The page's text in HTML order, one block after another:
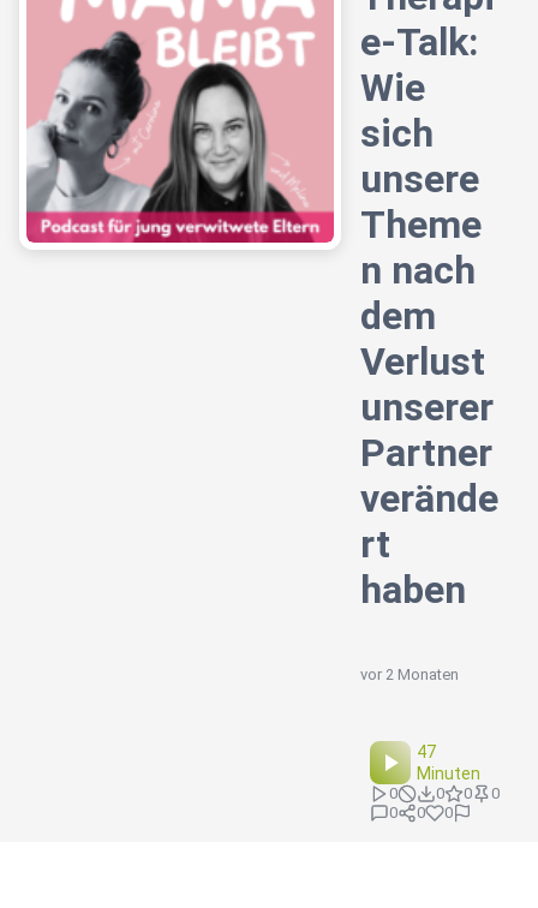
e-Talk:
Wie
sich
unsere
Theme
n nach
dem
Verlust
unserer
Partner
verände
rt
haben
vor 2 Monaten
47
Minuten
0 0 0
0
0
0 0